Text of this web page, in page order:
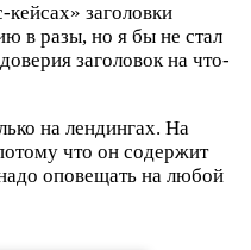
заголовки
в разы, но я бы не стал
заголовок на что-
на лендингах. На
что он содержит
оповещать на любой